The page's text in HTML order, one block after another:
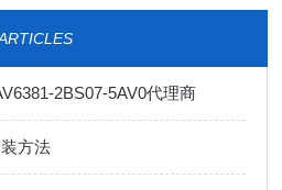
2BS07-5AV0代理商
方法